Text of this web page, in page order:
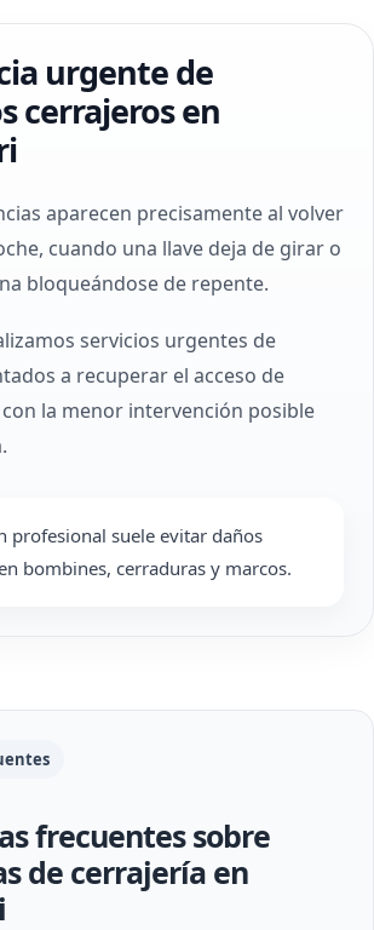
urgente de
cerrajeros en
aparecen precisamente al volver
cuando una llave deja de girar o
bloqueándose de repente.
servicios urgentes de
a recuperar el acceso de
la menor intervención posible
profesional suele evitar daños
bombines, cerraduras y marcos.
frecuentes sobre
de cerrajería en